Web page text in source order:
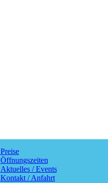
Preise
Öffnungszeiten
Aktuelles / Events
Kontakt / Anfahrt